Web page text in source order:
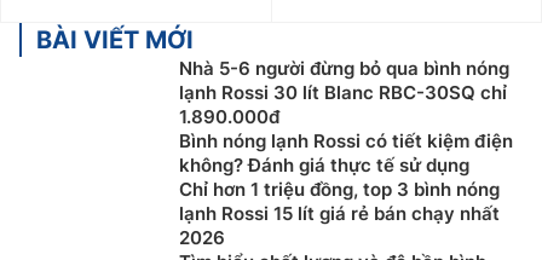
BÀI VIẾT MỚI
Nhà 5-6 người đừng bỏ qua bình nóng
lạnh Rossi 30 lít Blanc RBC-30SQ chỉ
1.890.000đ
Bình nóng lạnh Rossi có tiết kiệm điện
không? Đánh giá thực tế sử dụng
Chỉ hơn 1 triệu đồng, top 3 bình nóng
lạnh Rossi 15 lít giá rẻ bán chạy nhất
2026